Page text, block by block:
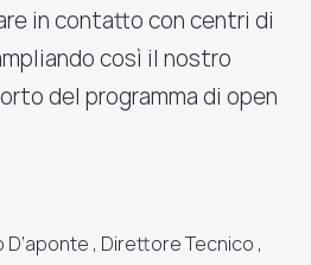
in contatto con centri di
così il nostro
del programma di open
, Direttore Tecnico ,